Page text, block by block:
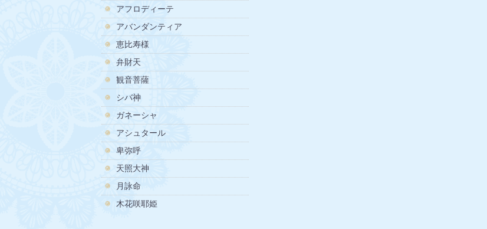
アフロディーテ
アバンダンティア
恵比寿様
弁財天
観音菩薩
シバ神
ガネーシャ
アシュタール
卑弥呼
天照大神
月詠命
木花咲耶姫